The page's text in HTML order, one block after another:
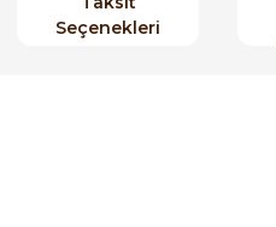
Seçenekleri